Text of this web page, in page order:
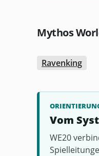
Mythos
Ravenking
Vom
WE20